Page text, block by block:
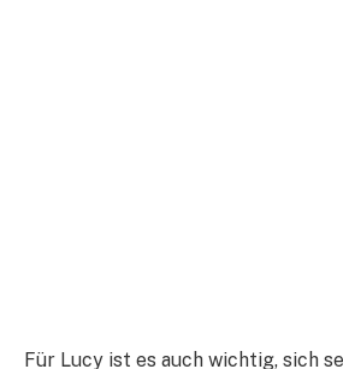
Für Lucy ist es auch wichtig, sich